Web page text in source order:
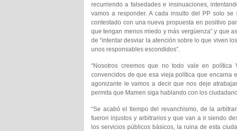
recurriendo a falsedades e insinuaciones,
vamos a responder. A cada insulto del PP solo
contestado con una nueva propuesta en positivo
que tengan menos miedo y más vergüenza” y que
de “intentar desviar la atención sobre lo que viven
unos responsables escondidos”.
“Nosotros creemos que no todo vale en
convencidos de que esa vieja política que encarna
agonizante le vamos a decir que nos deje
permita que Mamen siga hablando con los
“Se acabó el tiempo del revanchismo, de la
fueron injustos y arbitrarios y que van a ir siendo
los servicios públicos básicos, la ruina de esta